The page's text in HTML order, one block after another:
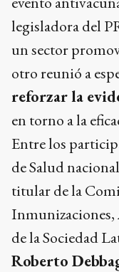
legisladora del
un sector
otro reunió a
reforzar la
en torno a la
Entre los
de Salud nacional
titular de la
Inmunizaciones,
de la Sociedad
Roberto